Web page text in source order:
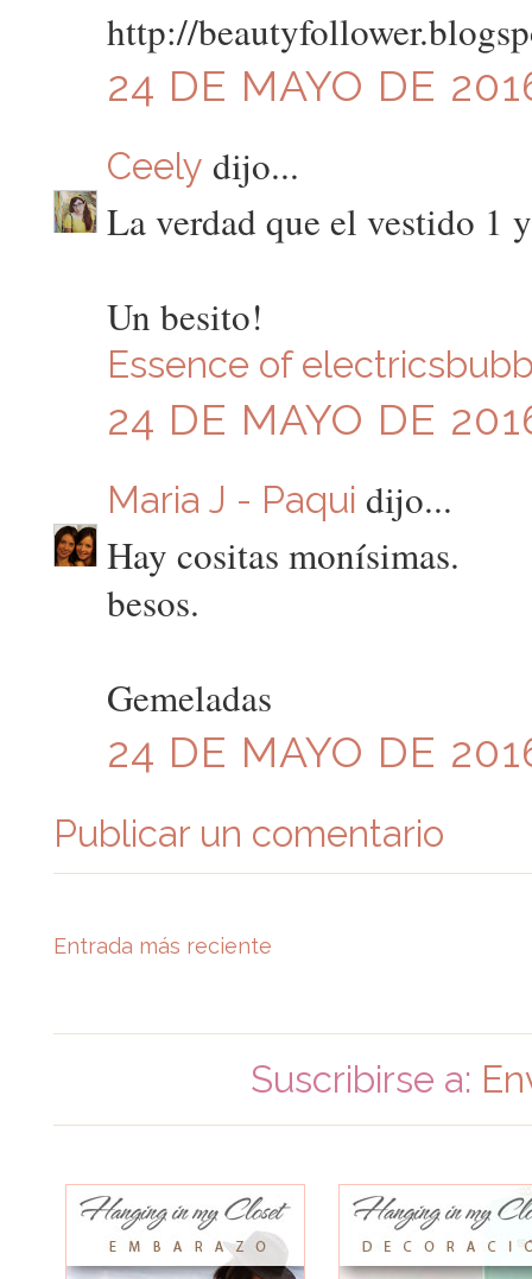
http://
24 DE MAYO DE
Ceely dijo...
La verdad que el vestido 1
Un besito!
Essence of
24 DE MAYO DE
Maria J - Paqui dijo...
Hay cositas monísimas.
besos.
Gemeladas
24 DE MAYO DE
Publicar un comentario
Entrada más reciente
Suscribirse a: